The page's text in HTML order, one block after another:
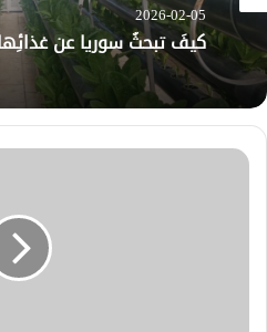
2026-02-05
كيفَ تبحثُ سوريا عن غذائِها